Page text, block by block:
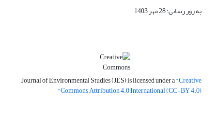
به روز رسانی: 28 مهر 1403
Journal of Environmental Studies (JES) is licensed under a"Creative
Commons Attribution 4.0 International (CC-BY 4.0)"